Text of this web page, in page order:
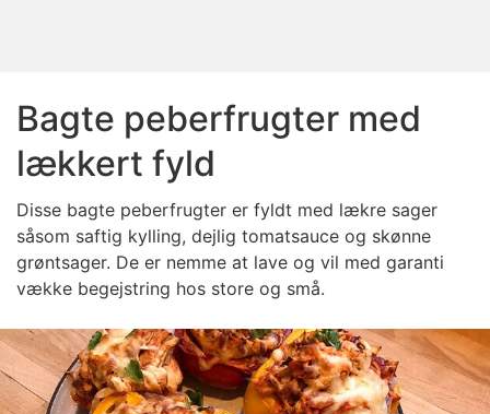
Bagte peberfrugter med
lækkert fyld
Disse bagte peberfrugter er fyldt med lækre sager
såsom saftig kylling, dejlig tomatsauce og skønne
grøntsager. De er nemme at lave og vil med garanti
vække begejstring hos store og små.